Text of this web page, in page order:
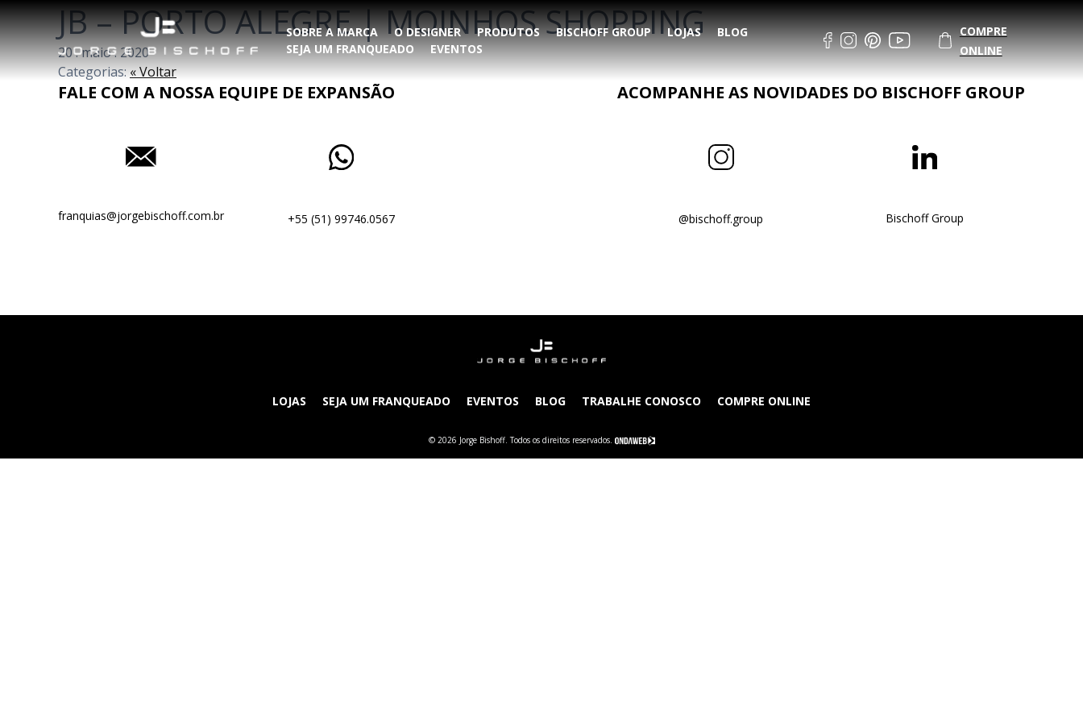
SOBRE A MARCA O DESIGNER PRODUTOS BISCHOFF GROUP LOJAS
BLOG
SEJA UM FRANQUEADO
EVENTOS
COMPRE
ONLINE
JB – PORTO ALEGRE | MOINHOS SHOPPING
20.maio.2020
Categorias:« Voltar
FALE COM A NOSSA EQUIPE DE EXPANSÃO
franquias@jorgebischoff.com.br +55 (51) 99746.0567
ACOMPANHE AS NOVIDADES DO BISCHOFF GROUP
@bischoff.group Bischoff Group
LOJAS SEJA UM FRANQUEADO EVENTOS BLOG TRABALHE CONOSCO COMPRE ONLINE
© 2026 Jorge Bishoff. Todos os direitos reservados.